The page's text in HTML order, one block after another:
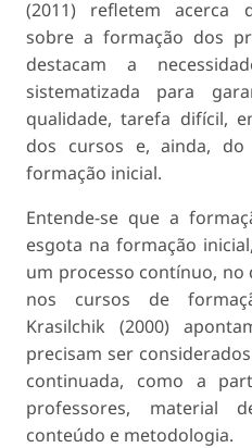
(2011) refletem acerca
sobre a formação dos
destacam a
sistematizada para
qualidade, tarefa difícil,
dos cursos e, ainda,
formação inicial.
Entende-se que a
esgota na formação
um processo contínuo, no
nos cursos de
Krasilchik (2000)
precisam ser
continuada, como a
professores, material
conteúdo e metodologia.